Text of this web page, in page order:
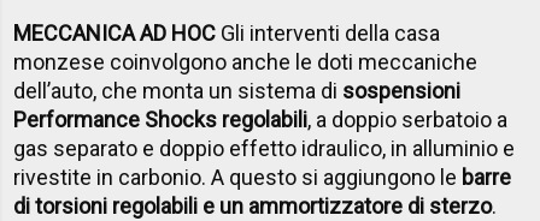
MECCANICA AD HOC Gli interventi della casa
monzese coinvolgono anche le doti meccaniche
dell’auto, che monta un sistema di sospensioni
Performance Shocks regolabili, a doppio serbatoio a
gas separato e doppio effetto idraulico, in alluminio e
rivestite in carbonio. A questo si aggiungono le barre
di torsioni regolabili e un ammortizzatore di sterzo.